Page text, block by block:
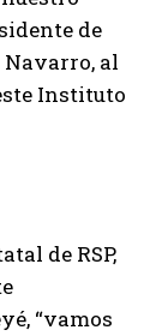
de
Navarro, al
Instituto
de RSP,
“vamos